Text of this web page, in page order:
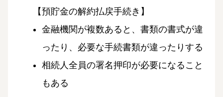
【預貯金の解約払戻手続き】
金融機関が複数あると、書類の書式が違
ったり、必要な手続書類が違ったりする
相続人全員の署名押印が必要になること
もある